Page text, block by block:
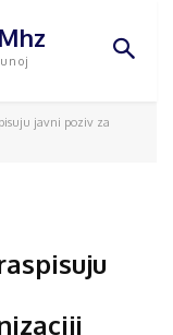
javni poziv za